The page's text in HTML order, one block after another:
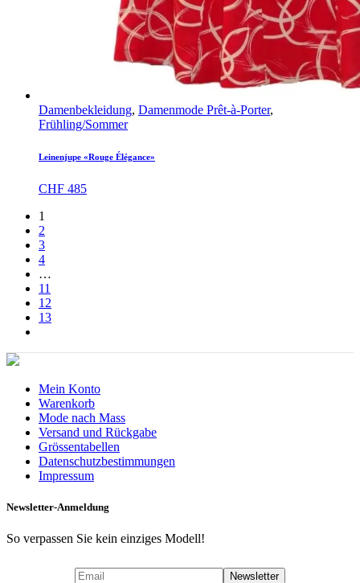
Damenbekleidung, Damenmode Prêt-à-Porter,
Frühling/Sommer
Leinenjupe «Rouge Élégance»
CHF 485
1
2
3
4
…
11
12
13
Mein Konto
Warenkorb
Mode nach Mass
Versand und Rückgabe
Grössentabellen
Datenschutzbestimmungen
Impressum
Newsletter-Anmeldung
So verpassen Sie kein einziges Modell!